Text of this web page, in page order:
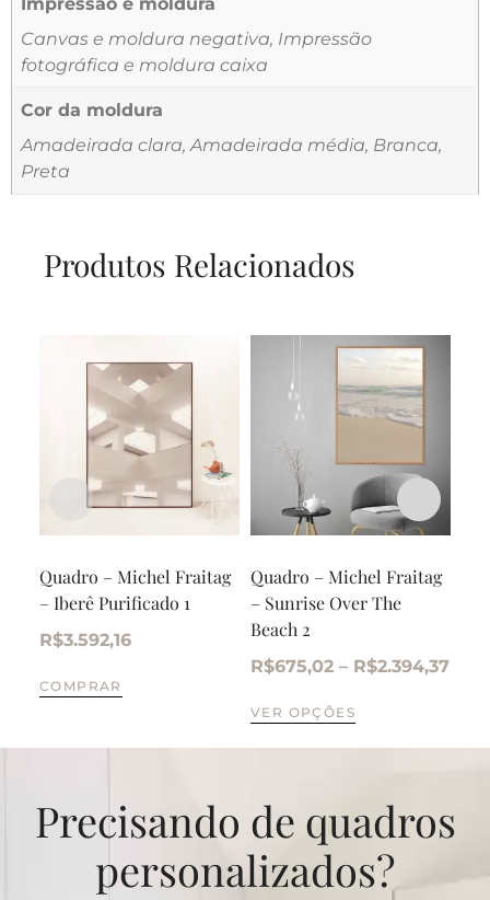
Canvas e moldura negativa, Impressão
fotográfica e moldura caixa
Cor da moldura
Amadeirada clara, Amadeirada média, Branca,
Preta
Produtos Relacionados
Quadro – Michel Fraitag
– Iberê Purificado 1
R$3.592,16
COMPRAR
Quadro – Michel Fraitag
– Sunrise Over The
Beach 2
R$675,02 – R$2.394,37
VER OPÇÕES
Precisando de quadros
personalizados?